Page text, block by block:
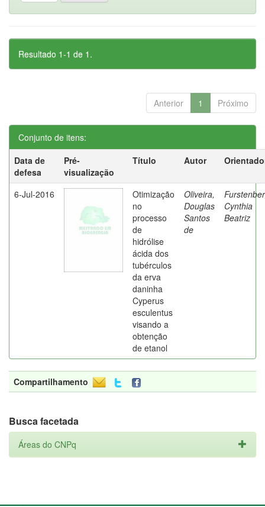
Resultado 1-1 de 1.
Anterior 1 Próximo
Conjunto de itens:
Data de
defesa
Pré-
visualização
Título Autor
6-Jul-2016
Otimização
no
processo
de
hidrólise
ácida dos
tubérculos
da erva
daninha
Cyperus
esculentus
visando a
obtenção
de etanol
Oliveira,
Douglas
Santos
de
Cynthia
Beatriz
Compartilhamento
Busca facetada
Áreas do CNPq